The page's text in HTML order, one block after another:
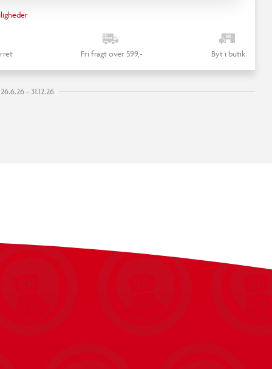
Fri fragt over 599,- Byt i butik
- 31.12.26